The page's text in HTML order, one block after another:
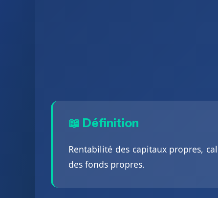
📖 Définition
Rentabilité des capitaux propres,
des fonds propres.